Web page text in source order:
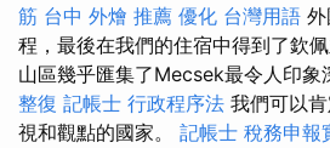
筋 台中 外燴 推薦 優化 台灣用語
程，最後在我們的住宿中得到了欽
山區幾乎匯集了Mecsek最令人印象
整復 記帳士 行政程序法 我們可以
視和觀點的國家。 記帳士 稅務申報